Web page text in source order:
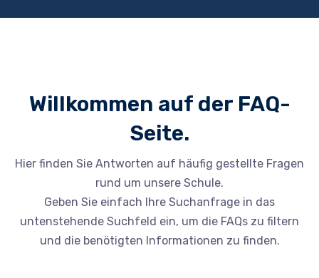
Willkommen auf der FAQ-
Seite.
Hier finden Sie Antworten auf häufig gestellte Fragen
rund um unsere Schule.
Geben Sie einfach Ihre Suchanfrage in das
untenstehende Suchfeld ein, um die FAQs zu filtern
und die benötigten Informationen zu finden.